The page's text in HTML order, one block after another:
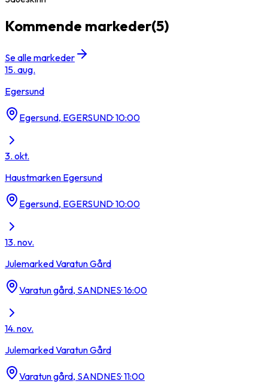
Kommende markeder(5)
Se alle markeder
15. aug.
Egersund
Egersund, EGERSUND·10:00
3. okt.
Haustmarken Egersund
Egersund, EGERSUND·10:00
13. nov.
Julemarked Varatun Gård
Varatun gård, SANDNES·16:00
14. nov.
Julemarked Varatun Gård
Varatun gård, SANDNES·11:00